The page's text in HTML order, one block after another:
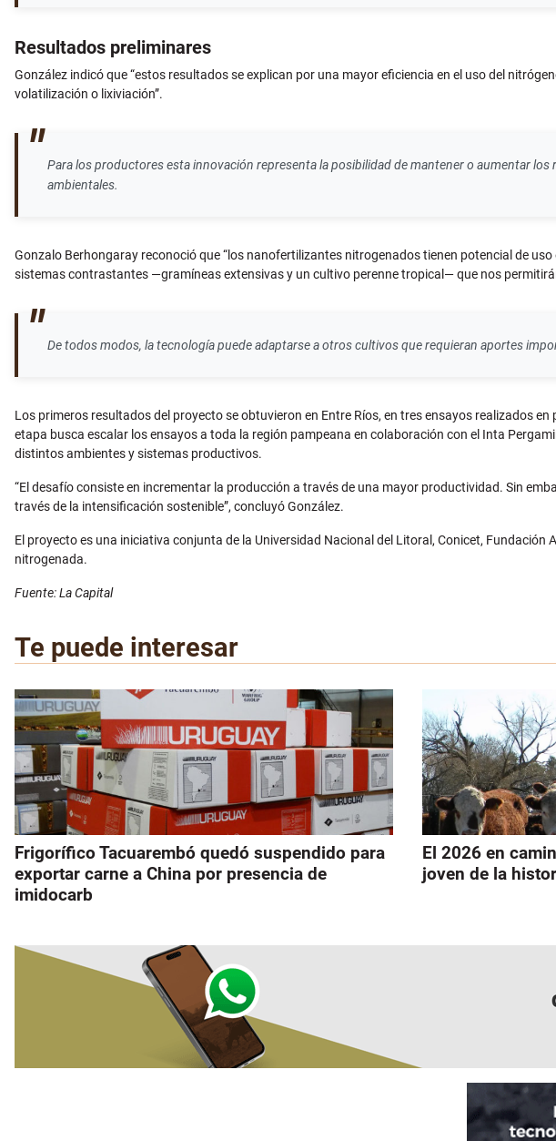
Resultados preliminares
González indicó que “estos resultados se explican por una mayor eficiencia en el uso del
volatilización o lixiviación”.
Para los productores esta innovación representa la posibilidad de mantener o aumentar
ambientales.
Gonzalo Berhongaray reconoció que “los nanofertilizantes nitrogenados tienen potencial de
sistemas contrastantes —gramíneas extensivas y un cultivo perenne tropical— que nos
De todos modos, la tecnología puede adaptarse a otros cultivos que requieran aportes
Los primeros resultados del proyecto se obtuvieron en Entre Ríos, en tres ensayos realizados
etapa busca escalar los ensayos a toda la región pampeana en colaboración con el Inta
distintos ambientes y sistemas productivos.
“El desafío consiste en incrementar la producción a través de una mayor productividad. Sin
través de la intensificación sostenible”, concluyó González.
El proyecto es una iniciativa conjunta de la Universidad Nacional del Litoral, Conicet,
nitrogenada.
Fuente: La Capital
Te puede interesar
Frigorífico Tacuarembó quedó suspendido para
exportar carne a China por presencia de
imidocarb
El 2026 en
joven de la